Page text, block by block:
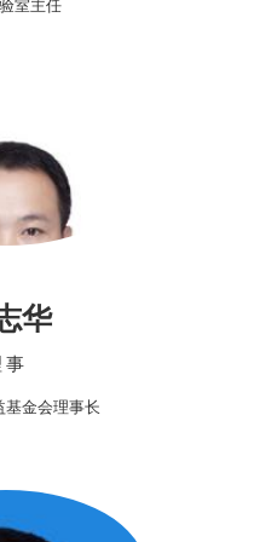
室主任
华
事
金会理事长